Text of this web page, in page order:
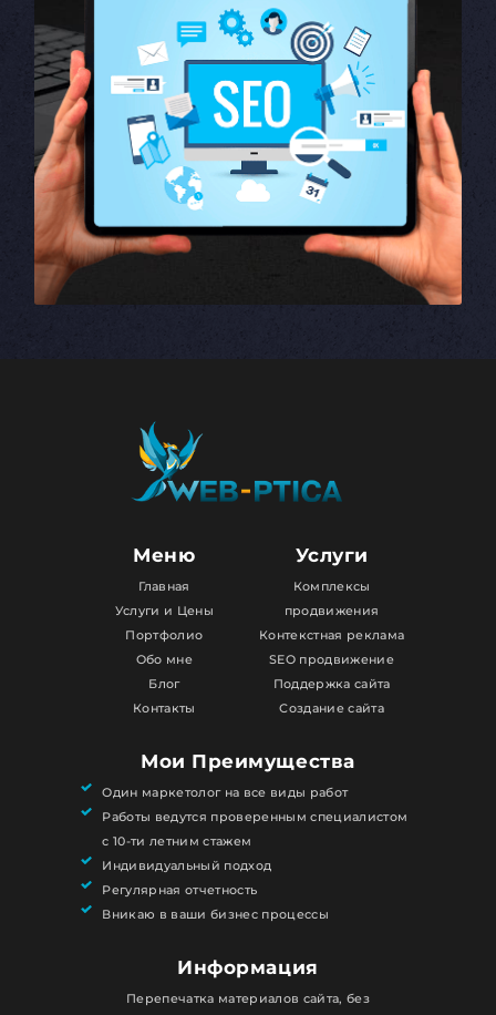
Меню
Главная
Услуги и Цены
Портфолио
Обо мне
Блог
Контакты
Услуги
Комплексы
продвижения
Контекстная реклама
SEO продвижение
Поддержка сайта
Создание сайта
Мои Преимущества
Один маркетолог на все виды работ
Работы ведутся проверенным специалистом
с 10-ти летним стажем
Индивидуальный подход
Регулярная отчетность
Вникаю в ваши бизнес процессы
Информация
Перепечатка материалов сайта, без